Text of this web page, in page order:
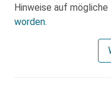
Hinweise auf
worden.